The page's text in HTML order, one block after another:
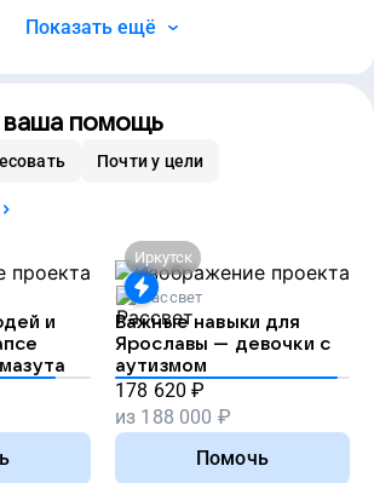
Показать ещё
помощь
Почти у цели
и
Иркутск
Рассвет
Важные навыки для
Ярославы — девочки с
аутизмом
178 620 ₽
из 188 000 ₽
Помочь